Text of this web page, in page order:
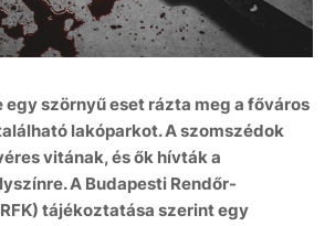
egy szörnyű eset rázta meg a főváros
lakóparkot. A szomszédok
vitának, és ők hívták a
A Budapesti Rendőr-
tájékoztatása szerint egy